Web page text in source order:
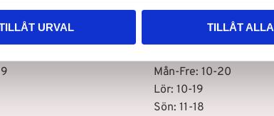
URVAL TILLÅT ALLA
127 48 Skärholmen
Öppettider
Mån-Fre: 10-20
Lör: 10-19
Sön: 11-18